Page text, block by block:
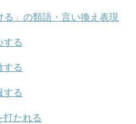
る」の類語・言い換え表現
する
する
する
打たれる